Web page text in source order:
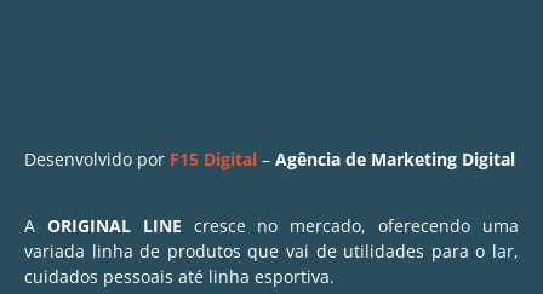
Desenvolvido por F15 Digital – Agência de Marketing Digital
A ORIGINAL LINE cresce no mercado, oferecendo uma
variada linha de produtos que vai de utilidades para o lar,
cuidados pessoais até linha esportiva.